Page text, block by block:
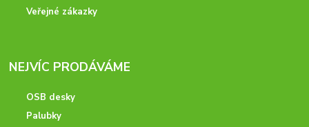
Veřejné zákazky
NEJVÍC PRODÁVÁME
OSB desky
Palubky